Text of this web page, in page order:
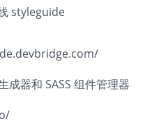
styleguide
成器和 SASS 组件管理器